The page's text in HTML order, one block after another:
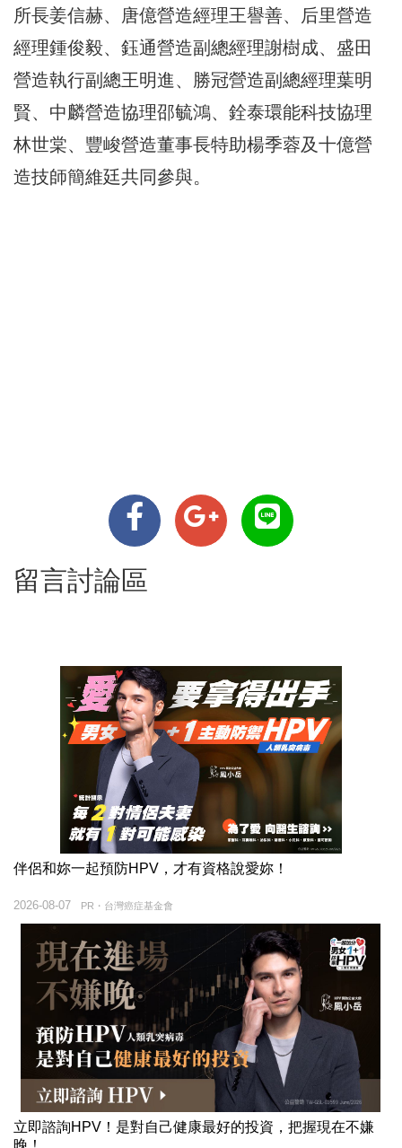
所長姜信赫、唐億營造經理王譽善、后里營造
經理鍾俊毅、鈺通營造副總經理謝樹成、盛田
營造執行副總王明進、勝冠營造副總經理葉明
賢、中麟營造協理邵毓鴻、銓泰環能科技協理
林世棠、豐峻營造董事長特助楊季蓉及十億營
造技師簡維廷共同參與。
留言討論區
伴侶和妳一起預防HPV，才有資格說愛妳！
PR・台灣癌症基金會
2026-08-07
立即諮詢HPV！是對自己健康最好的投資，把握現在不嫌
晚！